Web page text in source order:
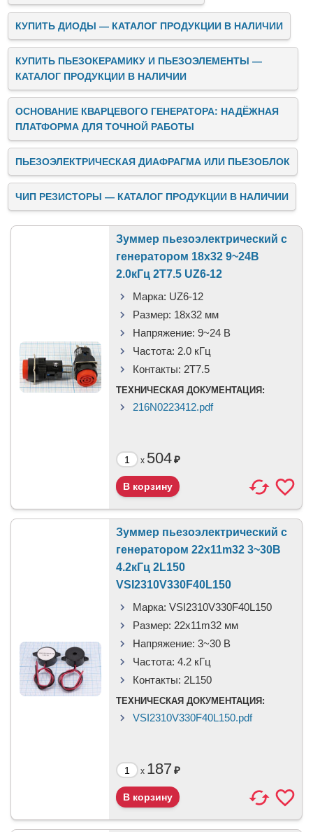
КУПИТЬ ДИОДЫ — КАТАЛОГ ПРОДУКЦИИ В НАЛИЧИИ
КУПИТЬ ПЬЕЗОКЕРАМИКУ И ПЬЕЗОЭЛЕМЕНТЫ —
КАТАЛОГ ПРОДУКЦИИ В НАЛИЧИИ
ОСНОВАНИЕ КВАРЦЕВОГО ГЕНЕРАТОРА: НАДЁЖНАЯ
ПЛАТФОРМА ДЛЯ ТОЧНОЙ РАБОТЫ
ПЬЕЗОЭЛЕКТРИЧЕСКАЯ ДИАФРАГМА ИЛИ ПЬЕЗОБЛОК
ЧИП РЕЗИСТОРЫ — КАТАЛОГ ПРОДУКЦИИ В НАЛИЧИИ
Зуммер пьезоэлектрический c
генератором 18x32 9~24В
2.0кГц 2T7.5 UZ6-12
Марка: UZ6-12
Размер: 18x32 мм
Напряжение: 9~24 В
Частота: 2.0 кГц
Контакты: 2T7.5
ТЕХНИЧЕСКАЯ ДОКУМЕНТАЦИЯ:
216N0223412.pdf
x 504₽
Зуммер пьезоэлектрический c
генератором 22x11m32 3~30В
4.2кГц 2L150
VSI2310V330F40L150
Марка: VSI2310V330F40L150
Размер: 22x11m32 мм
Напряжение: 3~30 В
Частота: 4.2 кГц
Контакты: 2L150
ТЕХНИЧЕСКАЯ ДОКУМЕНТАЦИЯ:
VSI2310V330F40L150.pdf
x 187₽